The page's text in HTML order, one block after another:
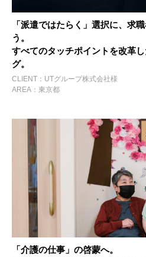
「派遣ではたらく」選択に、求
う。
すべてのタッチポイントを改革
グ。
CLIENT：UTグループ株式会社様
AREA：東京都
「介護の仕事」の啓蒙へ。